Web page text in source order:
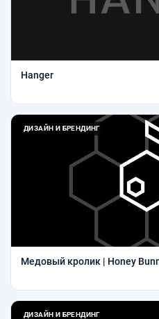
Hanger
ДИЗАЙН И БРЕНДИНГ
Медовый кролик | Honey
ДИЗАЙН И БРЕНДИНГ